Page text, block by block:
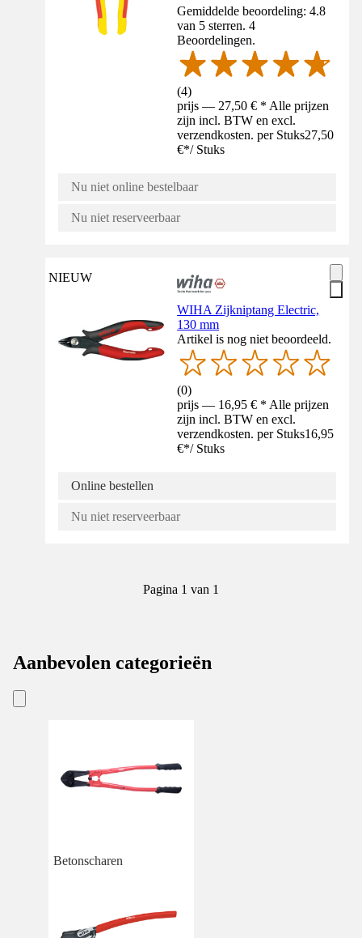
Gemiddelde beoordeling: 4.8
van 5 sterren. 4
Beoordelingen.
(4)
prijs — 27,50 € * Alle prijzen
zijn incl. BTW en excl.
verzendkosten. per Stuks27,50
€*/ Stuks
Nu niet online bestelbaar
Nu niet reserveerbaar
NIEUW
WIHA Zijkniptang Electric,
130 mm
Artikel is nog niet beoordeeld.
(0)
prijs — 16,95 € * Alle prijzen
zijn incl. BTW en excl.
verzendkosten. per Stuks16,95
€*/ Stuks
Online bestellen
Nu niet reserveerbaar
Pagina 1 van 1
Aanbevolen categorieën
Betonscharen